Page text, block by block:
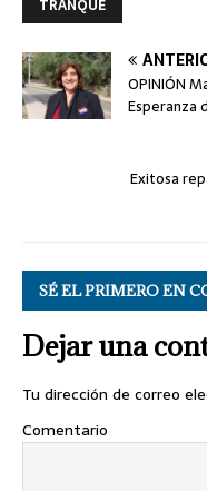
TRANQUE
OPINIÓN
Esperanza
Exitosa
SÉ EL PRIMERO EN
Dejar una
Tu dirección de correo
Comentario